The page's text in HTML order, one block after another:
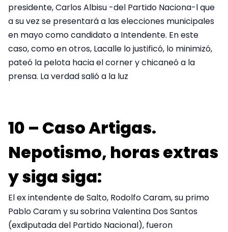
presidente, Carlos Albisu -del Partido Naciona-l que
a su vez se presentará a las elecciones municipales
en mayo como candidato a Intendente. En este
caso, como en otros, Lacalle lo justificó, lo minimizó,
pateó la pelota hacia el corner y chicaneó a la
prensa. La verdad salió a la luz
10 – Caso Artigas.
Nepotismo, horas extras
y siga siga:
El ex intendente de Salto, Rodolfo Caram, su primo
Pablo Caram y su sobrina Valentina Dos Santos
(exdiputada del Partido Nacional), fueron